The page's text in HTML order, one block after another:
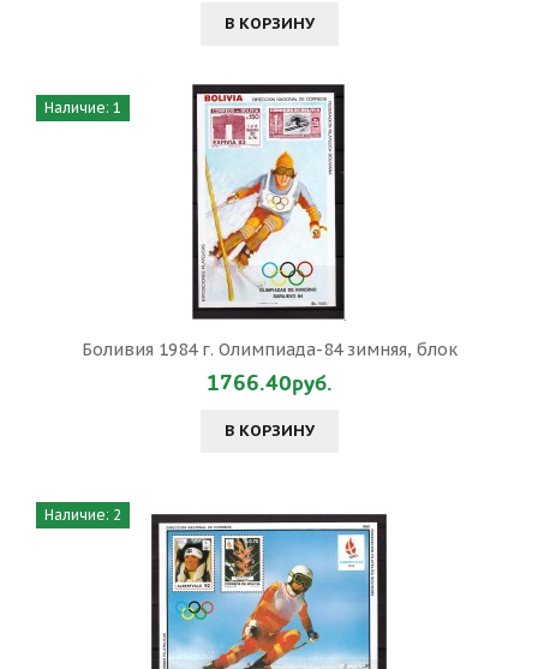
В КОРЗИНУ
Наличие: 1
Боливия 1984 г. Олимпиада-84 зимняя, блок
1766.40руб.
В КОРЗИНУ
Наличие: 2